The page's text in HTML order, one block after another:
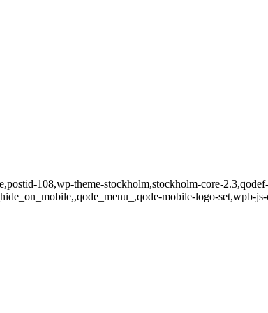
108,wp-theme-stockholm,stockholm-core-
mobile-logo-set,wpb-